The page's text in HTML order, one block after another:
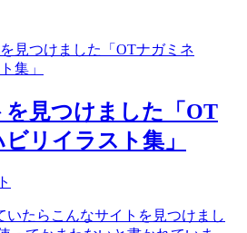
見つけました「OT
リイラスト集」
いたらこんなサイトを見つけまし